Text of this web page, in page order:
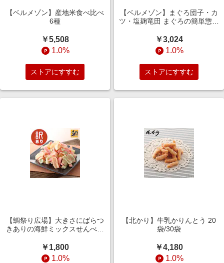
【ベルメゾン】産地米食べ比べ
6種
￥5,508
1.0%
ストアにすすむ
【ベルメゾン】まぐろ団子・カ
ツ・塩麹竜田 まぐろの簡単惣菜
￥3,024
1.0%
ストアにすすむ
【鯛祭り広場】大きさにばらつ
きありの海鮮ミックスせんべい
￥1,800
1.0%
【北かり】牛乳かりんとう 20
袋/30袋
￥4,180
1.0%